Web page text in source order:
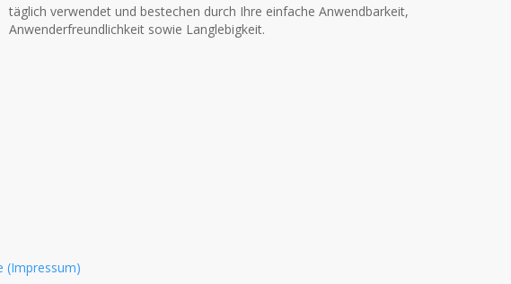
täglich verwendet und bestechen durch Ihre einfache Anwendbarkeit,
Anwenderfreundlichkeit sowie Langlebigkeit.
(Impressum)